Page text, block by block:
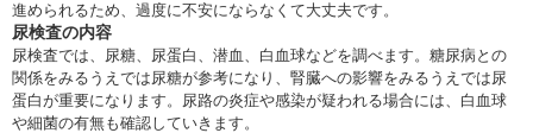
進められるため、過度に不安にならなくて大丈夫です。
尿検査の内容
尿検査では、尿糖、尿蛋白、潜血、白血球などを調べます。糖尿病との
関係をみるうえでは尿糖が参考になり、腎臓への影響をみるうえでは尿
蛋白が重要になります。尿路の炎症や感染が疑われる場合には、白血球
や細菌の有無も確認していきます。